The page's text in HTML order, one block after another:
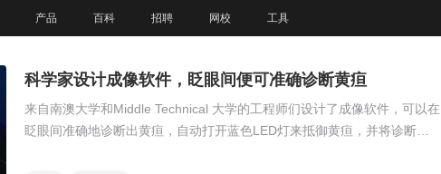
产品 百科 招聘 网校 工具
科学家设计成像软件，眨眼间便可准确诊断黄疸
来自南澳大学和Middle Technical 大学的工程师们设计了成像软件，可以在
眨眼间准确地诊断出黄疸，自动打开蓝色LED灯来抵御黄疸，并将诊断结